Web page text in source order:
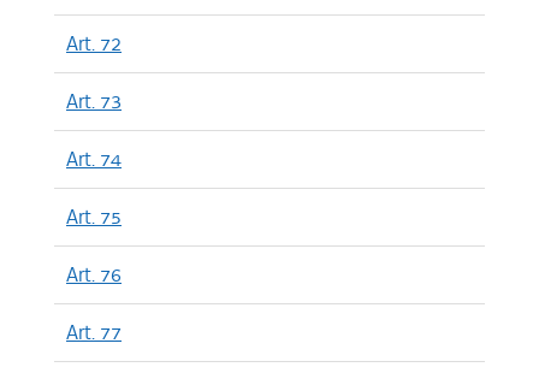
Art. 72
Art. 73
Art. 74
Art. 75
Art. 76
Art. 77